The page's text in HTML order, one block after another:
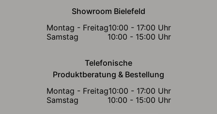
Showroom Bielefeld
Montag - Freitag10:00 - 17:00 Uhr
Samstag
10:00 - 15:00 Uhr
Telefonische
Produktberatung & Bestellung
Montag - Freitag10:00 - 17:00 Uhr
Samstag
10:00 - 15:00 Uhr